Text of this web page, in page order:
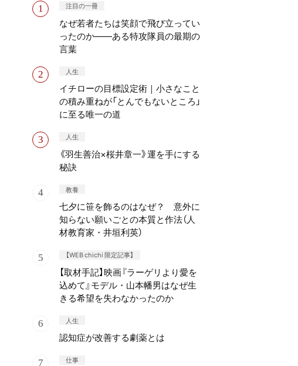
注目の一冊
なぜ若者たちは笑顔で飛び立ってい
ったのか——ある特攻隊員の最期の
言葉
人生
イチローの目標設定術｜小さなこと
の積み重ねが「とんでもないところ」
に至る唯一の道
人生
《羽生善治×桜井章一》運を手にする
秘訣
教養
七夕に笹を飾るのはなぜ？ 意外に
知らない願いごとの本質と作法（人
材教育家・井垣利英）
【WEB chichi 限定記事】
【取材手記】映画『ラーゲリより愛を
込めて』モデル・山本幡男はなぜ生
きる希望を失わなかったのか
人生
認知症が改善する劇薬とは
仕事